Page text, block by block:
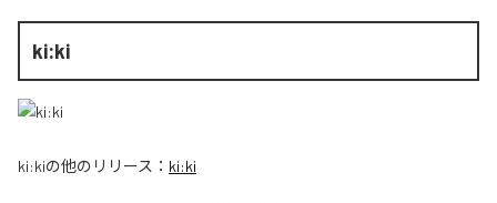
ki:ki
ki:kiの他のリリース： ki:ki